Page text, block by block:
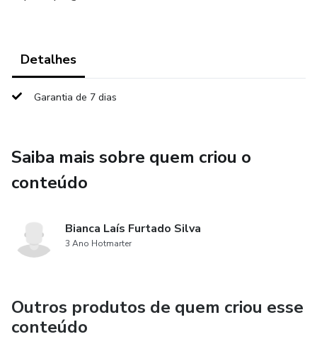
Detalhes
Garantia de 7 dias
Saiba mais sobre quem criou o
conteúdo
Bianca Laís Furtado Silva
3 Ano Hotmarter
Outros produtos de quem criou esse
conteúdo